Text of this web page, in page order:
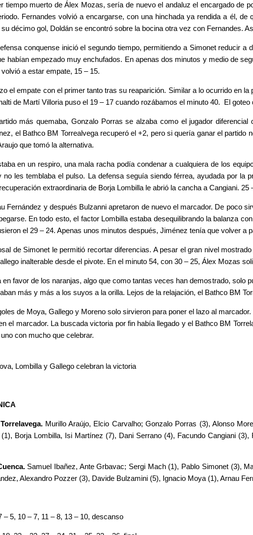
tiempo muerto de Álex Mozas, sería de nuevo el andaluz el encargado de
Fernandes volvió a encargarse, con una hinchada ya rendida a él,
décimo gol, Doldán se encontró sobre la bocina otra vez con Fernandes.
conquense inició el segundo tiempo, permitiendo a Simonet reducir
habían empezado muy enchufados. En apenas dos minutos y medio de
a estar empate, 15 – 15.
el empate con el primer tanto tras su reaparición. Similar a lo ocurrido en
de Martí Villoria puso el 19 – 17 cuando rozábamos el minuto 40. El
más quemaba, Gonzalo Porras se alzaba como el jugador
el Bathco BM Torrealvega recuperó el +2, pero si quería ganar el
que tomó la alternativa.
en un respiro, una mala racha podía condenar a cualquiera de los
no les temblaba el pulso. La defensa seguía siendo férrea, ayudada por la
extraordinaria de Borja Lombilla le abrió la cancha a Cangiani.
Fernández y después Bulzanni apretaron de nuevo el marcador. De poco
En todo esto, el factor Lombilla estaba desequilibrando la balanza
el 29 – 24. Apenas unos minutos después, Jiménez tenía que volver a
de Simonet le permitió recortar diferencias. A pesar el gran nivel
inalterable desde el pivote. En el minuto 54, con 30 – 25, Álex Mozas
en favor de los naranjas, algo que como tantas veces han demostrado, solo
más y más a los suyos a la orilla. Lejos de la relajación, el Bathco BM
de Moya, Gallego y Moreno solo sirvieron para poner el lazo al
el marcador. La buscada victoria por fin había llegado y el Bathco BM
con mucho que celebrar.
Lombilla y Gallego celebran la victoria
Murillo Araújo, Elcio Carvalho; Gonzalo Porras (3), Alonso
Borja Lombilla, Isi Martínez (7), Dani Serrano (4), Facundo Cangiani
Samuel Ibañez, Ante Grbavac; Sergi Mach (1), Pablo Simonet (3),
Alexandro Pozzer (3), Davide Bulzamini (5), Ignacio Moya (1), Arnau
– 5, 10 – 7, 11 – 8, 13 – 10, descanso